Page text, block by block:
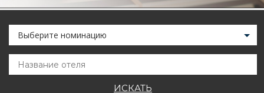
Выберите номинацию
ИСКАТЬ